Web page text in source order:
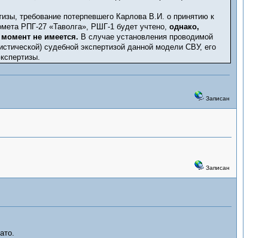
требование потерпевшего Карлова В.И. о принятию к
РПГ-27 «Таволга», РШГ-1 будет учтено, однако,
не имеется. В случае установления проводимой
судебной экспертизой данной модели СВУ, его
Записан
Записан